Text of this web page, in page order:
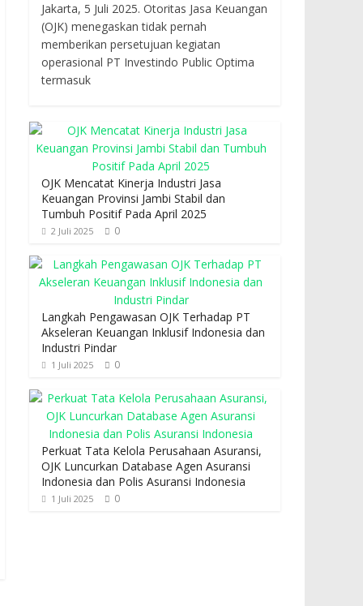
Jakarta, 5 Juli 2025. Otoritas Jasa Keuangan
(OJK) menegaskan tidak pernah
memberikan persetujuan kegiatan
operasional PT Investindo Public Optima
termasuk
OJK Mencatat Kinerja Industri Jasa
Keuangan Provinsi Jambi Stabil dan
Tumbuh Positif Pada April 2025
2 Juli 2025 0
Langkah Pengawasan OJK Terhadap PT
Akseleran Keuangan Inklusif Indonesia dan
Industri Pindar
1 Juli 2025 0
Perkuat Tata Kelola Perusahaan Asuransi,
OJK Luncurkan Database Agen Asuransi
Indonesia dan Polis Asuransi Indonesia
1 Juli 2025 0